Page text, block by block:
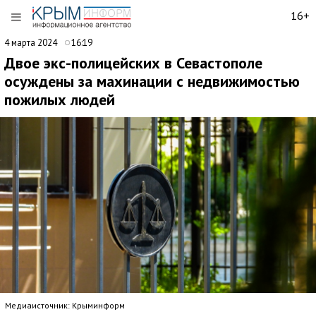
16+
4 марта 2024 16:19
Двое экс-полицейских в Севастополе
осуждены за махинации с недвижимостью
пожилых людей
Медиаисточник: Крыминформ